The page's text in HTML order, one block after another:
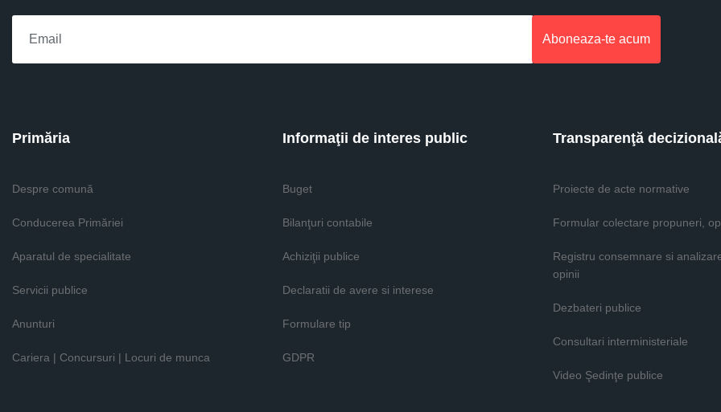
Aboneaza-te acum
Primăria
Despre comună
Conducerea Primăriei
Aparatul de specialitate
Servicii publice
Anunturi
Cariera | Concursuri | Locuri de munca
Informaţii de interes public
Buget
Bilanţuri contabile
Achiziţii publice
Declaratii de avere si interese
Formulare tip
GDPR
Transparenţă
Proiecte de acte normative
Formular colectare propuneri,
Registru consemnare si
opinii
Dezbateri publice
Consultari interministeriale
Video Şedinţe publice